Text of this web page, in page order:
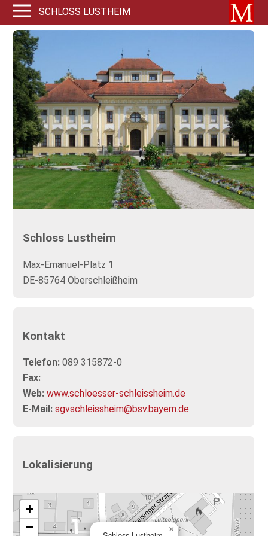
SCHLOSS LUSTHEIM
Schloss Lustheim
Max-Emanuel-Platz 1
DE-85764 Oberschleißheim
Kontakt
Telefon: 089 315872-0
Fax:
Web: www.schloesser-schleissheim.de
E-Mail: sgvschleissheim@bsv.bayern.de
Lokalisierung
×
+
−